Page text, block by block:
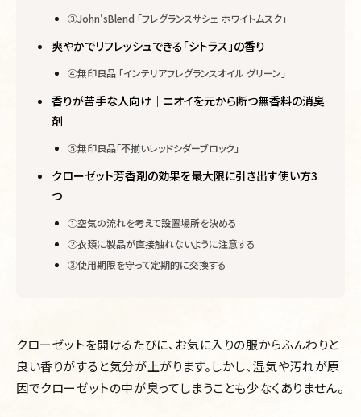
③John'sBlend 「フレグランスサシェ ホワイトムスク」
爽やかでリフレッシュできる「シトラス」の香り
④無印良品 「インテリアフレグランスオイル グリーン」
香りが苦手な人向け｜ニオイを元から断つ無香料の消臭
剤
⑤無印良品「不揃いレッドシダーブロック」
クローゼット芳香剤の効果を最大限に引き出す使い方3
つ
①空気の流れを考えて設置場所を決める
②衣類に製品が直接触れないように注意する
③使用期限を守って定期的に交換する
クローゼットを開けるたびに、お気に入りの服からふんわりと
良い香りがすると気分が上がります。しかし、湿気や汚れが原
因でクローゼットの中が臭ってしまうことも少なくありません。